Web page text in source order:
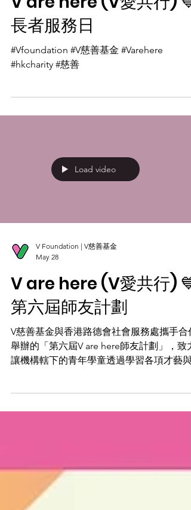
長者服務日
#Vfoundation #V慈善基金 #Varehere
#hkcharity #慈善
Load video
V Foundation | V慈善基金
May 28
V are here (V愛共行) 💙
第六屆師友計劃
V慈善基金與香港路德會社會服務處攜手合
舉辦的「第六屆V are here師友計劃」，致力
讓機構轄下的青年學童透過學習各項才藝與
傳承文化薪火。 這項計劃讓青少年親身實踐
「分享」與「貢獻」的價值，成為連結不同
代、傳遞正能量的重要橋樑，在社區中散播